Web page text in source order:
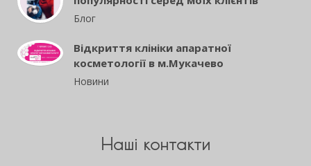
Блог
Відкриття клініки апаратної
косметології в м.Мукачево
Новини
Наші контакти